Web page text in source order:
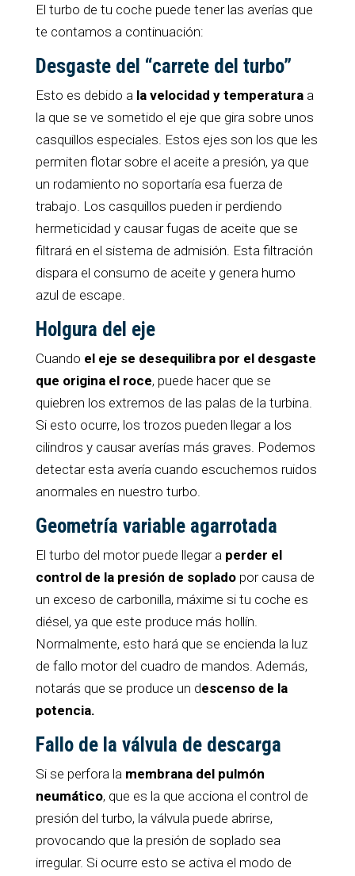
El turbo de tu coche puede tener las averías que
te contamos a continuación:
Desgaste del “carrete del turbo”
Esto es debido a la velocidad y temperaturaa
la que se ve sometido el eje que gira sobre unos
casquillos especiales. Estos ejes son los que les
permiten flotar sobre el aceite a presión, ya que
un rodamiento no soportaría esa fuerza de
trabajo. Los casquillos pueden ir perdiendo
hermeticidad y causar fugas de aceite que se
filtrará en el sistema de admisión. Esta filtración
dispara el consumo de aceite y genera humo
azul de escape.
Holgura del eje
Cuando el eje se desequilibra por el desgaste
que origina el roce, puede hacer que se
quiebren los extremos de las palas de la turbina.
Si esto ocurre, los trozos pueden llegar a los
cilindros y causar averías más graves. Podemos
detectar esta avería cuando escuchemos ruidos
anormales en nuestro turbo.
Geometría variable agarrotada
El turbo del motor puede llegar a perder el
control de la presión de sopladopor causa de
un exceso de carbonilla, máxime si tu coche es
diésel, ya que este produce más hollín.
Normalmente, esto hará que se encienda la luz
de fallo motor del cuadro de mandos. Además,
notarás que se produce un descenso de la
potencia.
Fallo de la válvula de descarga
Si se perfora la membrana del pulmón
neumático, que es la que acciona el control de
presión del turbo, la válvula puede abrirse,
provocando que la presión de soplado sea
irregular. Si ocurre esto se activa el modo de